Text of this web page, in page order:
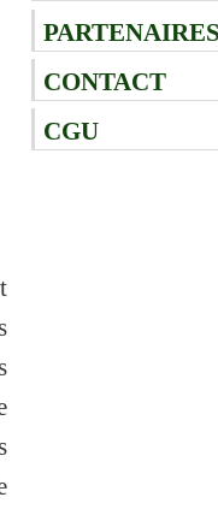
PARTENAIRES
CONTACT
CGU